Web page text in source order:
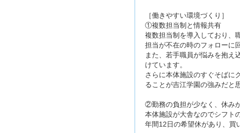
［働きやすい環境づくり］
①複数担当制と情報共有
複数担当制を導入しており、
担当が不在の時のフォローに
また、若手職員が悩みを抱え
けています。
さらに本体施設のすぐそばに
ることが吉江学園の強みだと
②勤務の負担が少なく、休み
本体施設が大舎なのでシフト
年間12日の希望休があり、買